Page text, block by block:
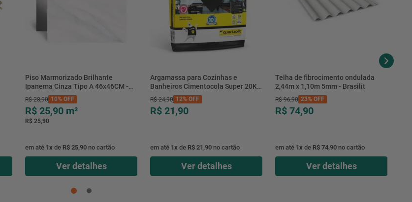
Piso Marmorizado Brilhante
Ipanema Cinza Tipo A 46x46CM -
01.012771 - Cerbras
R$ 28,90 10% OFF
R$ 25,90 m²
R$ 25,90
em até 1x de R$ 25,90 no cartão
Ver detalhes
Argamassa para Cozinhas e
Banheiros Cimentocola Super 20KG
- 0118.00001.0020PL - Quartzolit
R$ 24,90 12% OFF
R$ 21,90
em até 1x de R$ 21,90 no cartão
Ver detalhes
Telha de fibrocimento ondulada
2,44m x 1,10m 5mm - Brasilit
R$ 96,90 23% OFF
R$ 74,90
em até 1x de R$ 74,90 no cartão
Ver detalhes